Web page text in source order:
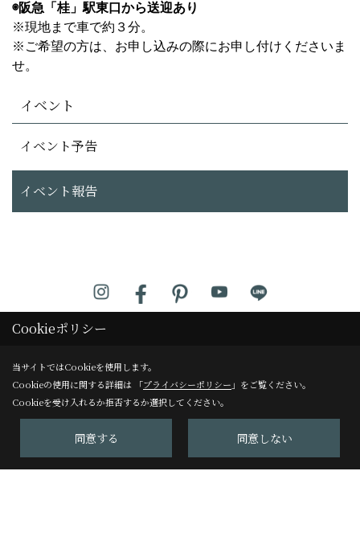
◉阪急「桂」駅東口から送迎あり
※現地まで車で約３分。
※ ご希望の方は、お申し込みの際にお申し付けくださいま
せ。
イベント
イベント予告
イベント報告
株式会社アンビアンス
FAX：075-229-3278
〒604-8247
京都市中京区塩屋町59
Cookieポリシー
当サイトではCookieを使用します。
Cookieの使用に関する詳細は 「プライバシーポリシー 」をご覧ください。
Cookieを受け入れるか拒否するか選択してください。
同意する 同意しない